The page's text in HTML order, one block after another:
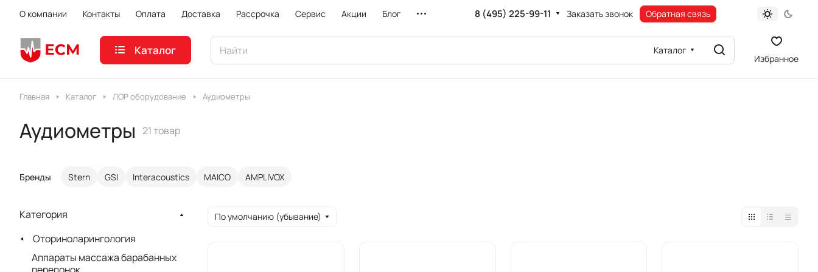
О компании Контакты Оплата Доставка Рассрочка Сервис Акции Блог 8 (495) 225-99-11 Заказать звонок Обратная связь
Каталог Каталог
Избранное
Главная Каталог ЛОР оборудование Аудиометры
Аудиометры 21 товар
Бренды Stern GSI Interacoustics MAICO AMPLIVOX
По умолчанию (убывание)
Категория
Оториноларингология
Аппараты массажа барабанных